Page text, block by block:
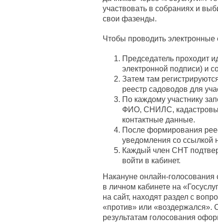
участвовать в собраниях и
свои фазенды.
Чтобы проводить
Председатель проходит
электронной подписи) и
Затем там
реестр садоводов для
По каждому участнику
ФИО, СНИЛС,
контактные данные.
После формирования
уведомления со ссылкой
Каждый член СНТ
войти в кабинет.
Накануне онлайн-
в личном кабинете на
на сайт, находят раздел с
«против» или «воздержался».
результатам голосования